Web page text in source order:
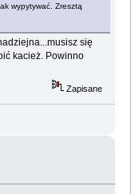
wypytywać. Zresztą
się
kacież. Powinno
Zapisane